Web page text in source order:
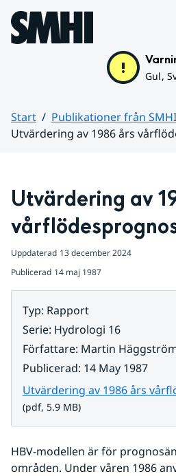
Hoppa till sidans innehåll
Gul,
Start
Publikationer från SMHI
Utvärdering av 1986 års
Utvärdering av
Uppdaterad 13 december 2024
Publicerad 14 maj 1987
Typ: Rapport
Serie: Hydrologi 16
Författare: Martin
Publicerad: 14 May 1987
Utvärdering av 1986 års
(pdf, 5.9 MB)
HBV-modellen är för
områden. Under våren 1986